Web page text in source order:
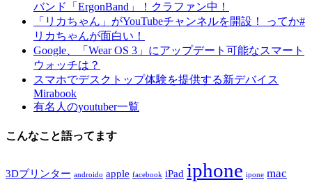
バンド「ErgonBand」！クラファン中！
「リカちゃん」がYouTubeチャンネルを開設！ ってか#
リカちゃんが面白い！
Google、「Wear OS 3」にアップデート可能なスマート
ウォッチは？
スマホでデスクトップ体験を提供する新デバイス
Mirabook
有名人のyoutuber一覧
こんなこと語ってます
3Dプリンター androido apple facebook iPad iphone ipone mac